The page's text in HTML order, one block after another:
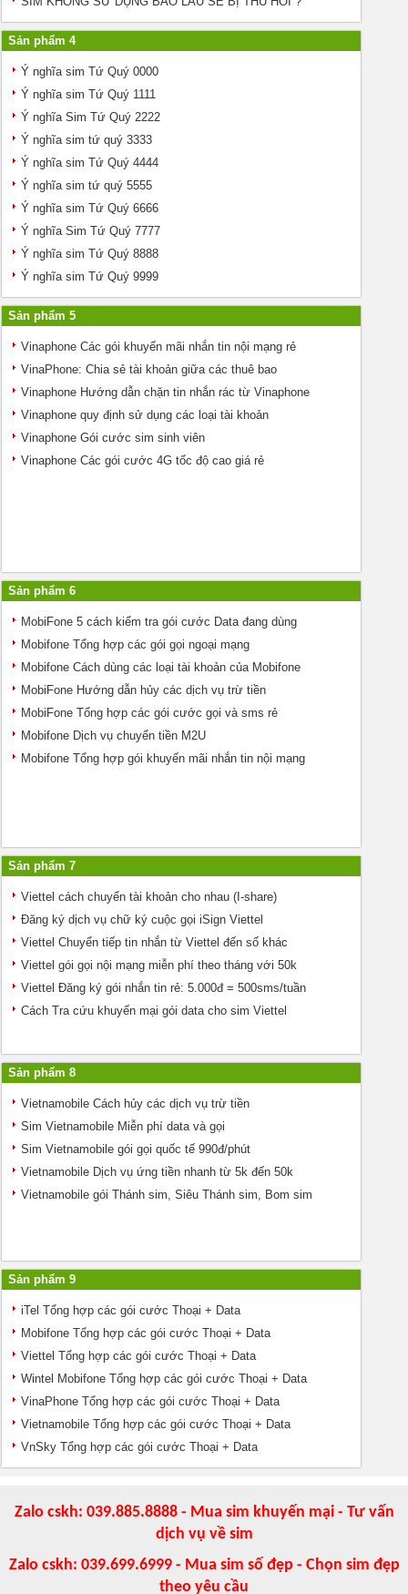
Sản phẩm 4
Ý nghĩa sim Tứ Quý 0000
Ý nghĩa sim Tứ Quý 1111
Ý nghĩa Sim Tứ Quý 2222
Ý nghĩa sim tứ quý 3333
Ý nghĩa sim Tứ Quý 4444
Ý nghĩa sim tứ quý 5555
Ý nghĩa sim Tứ Quý 6666
Ý nghĩa Sim Tứ Quý 7777
Ý nghĩa sim Tứ Quý 8888
Ý nghĩa sim Tứ Quý 9999
Sản phẩm 5
Vinaphone Các gói khuyến mãi nhắn tin nội mạng rẻ
VinaPhone: Chia sẻ tài khoản giữa các thuê bao
Vinaphone Hướng dẫn chặn tin nhắn rác từ Vinaphone
Vinaphone quy định sử dụng các loại tài khoản
Vinaphone Gói cước sim sinh viên
Vinaphone Các gói cước 4G tốc độ cao giá rẻ
Sản phẩm 6
MobiFone 5 cách kiểm tra gói cước Data đang dùng
Mobifone Tổng hợp các gói gọi ngoại mạng
Mobifone Cách dùng các loại tài khoản của Mobifone
MobiFone Hướng dẫn hủy các dịch vụ trừ tiền
MobiFone Tổng hợp các gói cước gọi và sms rẻ
Mobifone Dịch vụ chuyển tiền M2U
Mobifone Tổng hợp gói khuyến mãi nhắn tin nội mạng
Sản phẩm 7
Viettel cách chuyển tài khoản cho nhau (I-share)
Đăng ký dịch vụ chữ ký cuộc gọi iSign Viettel
Viettel Chuyển tiếp tin nhắn từ Viettel đến số khác
Viettel gói gọi nội mạng miễn phí theo tháng với 50k
Viettel Đăng ký gói nhắn tin rẻ: 5.000đ = 500sms/tuần
Cách Tra cứu khuyến mại gói data cho sim Viettel
Sản phẩm 8
Vietnamobile Cách hủy các dịch vụ trừ tiền
Sim Vietnamobile Miễn phí data và gọi
Sim Vietnamobile gói gọi quốc tế 990đ/phút
Vietnamobile Dịch vụ ứng tiền nhanh từ 5k đến 50k
Vietnamobile gói Thánh sim, Siêu Thánh sim, Bom sim
Sản phẩm 9
iTel Tổng hợp các gói cước Thoại + Data
Mobifone Tổng hợp các gói cước Thoại + Data
Viettel Tổng hợp các gói cước Thoại + Data
Wintel Mobifone Tổng hợp các gói cước Thoại + Data
VinaPhone Tổng hợp các gói cước Thoại + Data
Vietnamobile Tổng hợp các gói cước Thoại + Data
VnSky Tổng hợp các gói cước Thoại + Data
Zalo cskh: 039.885.8888 - Mua sim khuyến mại - Tư vấn
dịch vụ về sim
Zalo cskh: 039.699.6999 - Mua sim số đẹp - Chọn sim đẹp
theo yêu cầu